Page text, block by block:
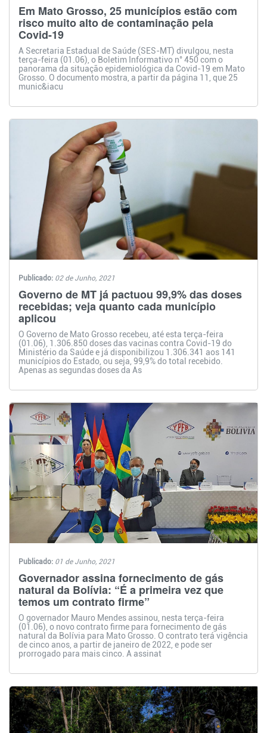
Em Mato Grosso, 25 municípios estão com
risco muito alto de contaminação pela
Covid-19
A Secretaria Estadual de Saúde (SES-MT) divulgou, nesta
terça-feira (01.06), o Boletim Informativo n° 450 com o
panorama da situação epidemiológica da Covid-19 em Mato
Grosso. O documento mostra, a partir da página 11, que 25
munic&iacu
Publicado: 02 de Junho, 2021
Governo de MT já pactuou 99,9% das doses
recebidas; veja quanto cada município
aplicou
O Governo de Mato Grosso recebeu, até esta terça-feira
(01.06), 1.306.850 doses das vacinas contra Covid-19 do
Ministério da Saúde e já disponibilizou 1.306.341 aos 141
municípios do Estado, ou seja, 99,9% do total recebido.
Apenas as segundas doses da As
Publicado: 01 de Junho, 2021
Governador assina fornecimento de gás
natural da Bolívia: “É a primeira vez que
temos um contrato firme”
O governador Mauro Mendes assinou, nesta terça-feira
(01.06), o novo contrato firme para fornecimento de gás
natural da Bolívia para Mato Grosso. O contrato terá vigência
de cinco anos, a partir de janeiro de 2022, e pode ser
prorrogado para mais cinco. A assinat